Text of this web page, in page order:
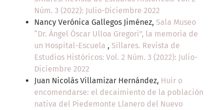
Núm. 3 (2022): Julio-Diciembre 2022
Nancy Verónica Gallegos Jiménez, Sala Museo
“Dr. Ángel Óscar Ulloa Gregori”, la memoria de
un Hospital-Escuela , Sillares. Revista de
Estudios Históricos: Vol. 2 Núm. 3 (2022): Julio-
Diciembre 2022
Juan Nicolás Villamizar Hernández, Huir o
encomendarse: el decaimiento de la población
nativa del Piedemonte Llanero del Nuevo